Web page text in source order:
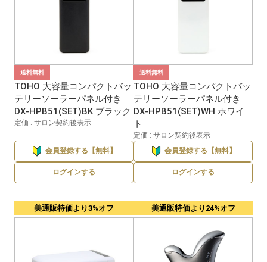
送料無料
TOHO 大容量コンパクトバッ
テリーソーラーパネル付き
DX-HPB51(SET)BK ブラック
定価 : サロン契約後表示
会員登録する【無料】
ログインする
送料無料
TOHO 大容量コンパクトバッ
テリーソーラーパネル付き
DX-HPB51(SET)WH ホワイ
ト
定価 : サロン契約後表示
会員登録する【無料】
ログインする
美通販特価より3%オフ 美通販特価より24%オフ